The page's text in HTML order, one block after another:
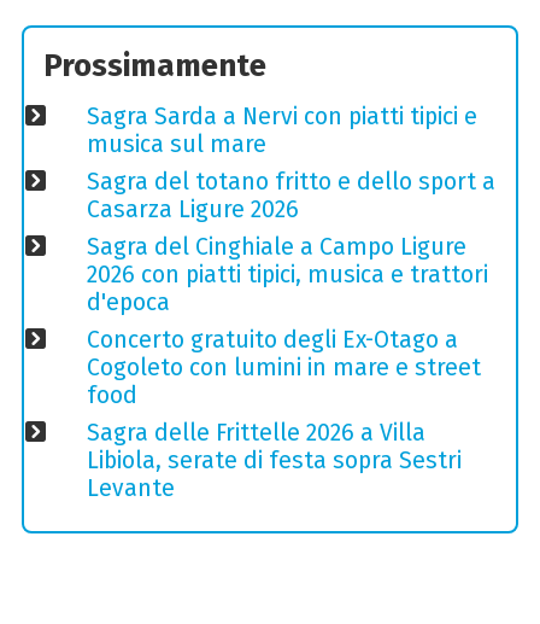
Prossimamente
Sagra Sarda a Nervi con piatti tipici e
musica sul mare
Sagra del totano fritto e dello sport a
Casarza Ligure 2026
Sagra del Cinghiale a Campo Ligure
2026 con piatti tipici, musica e trattori
d'epoca
Concerto gratuito degli Ex-Otago a
Cogoleto con lumini in mare e street
food
Sagra delle Frittelle 2026 a Villa
Libiola, serate di festa sopra Sestri
Levante